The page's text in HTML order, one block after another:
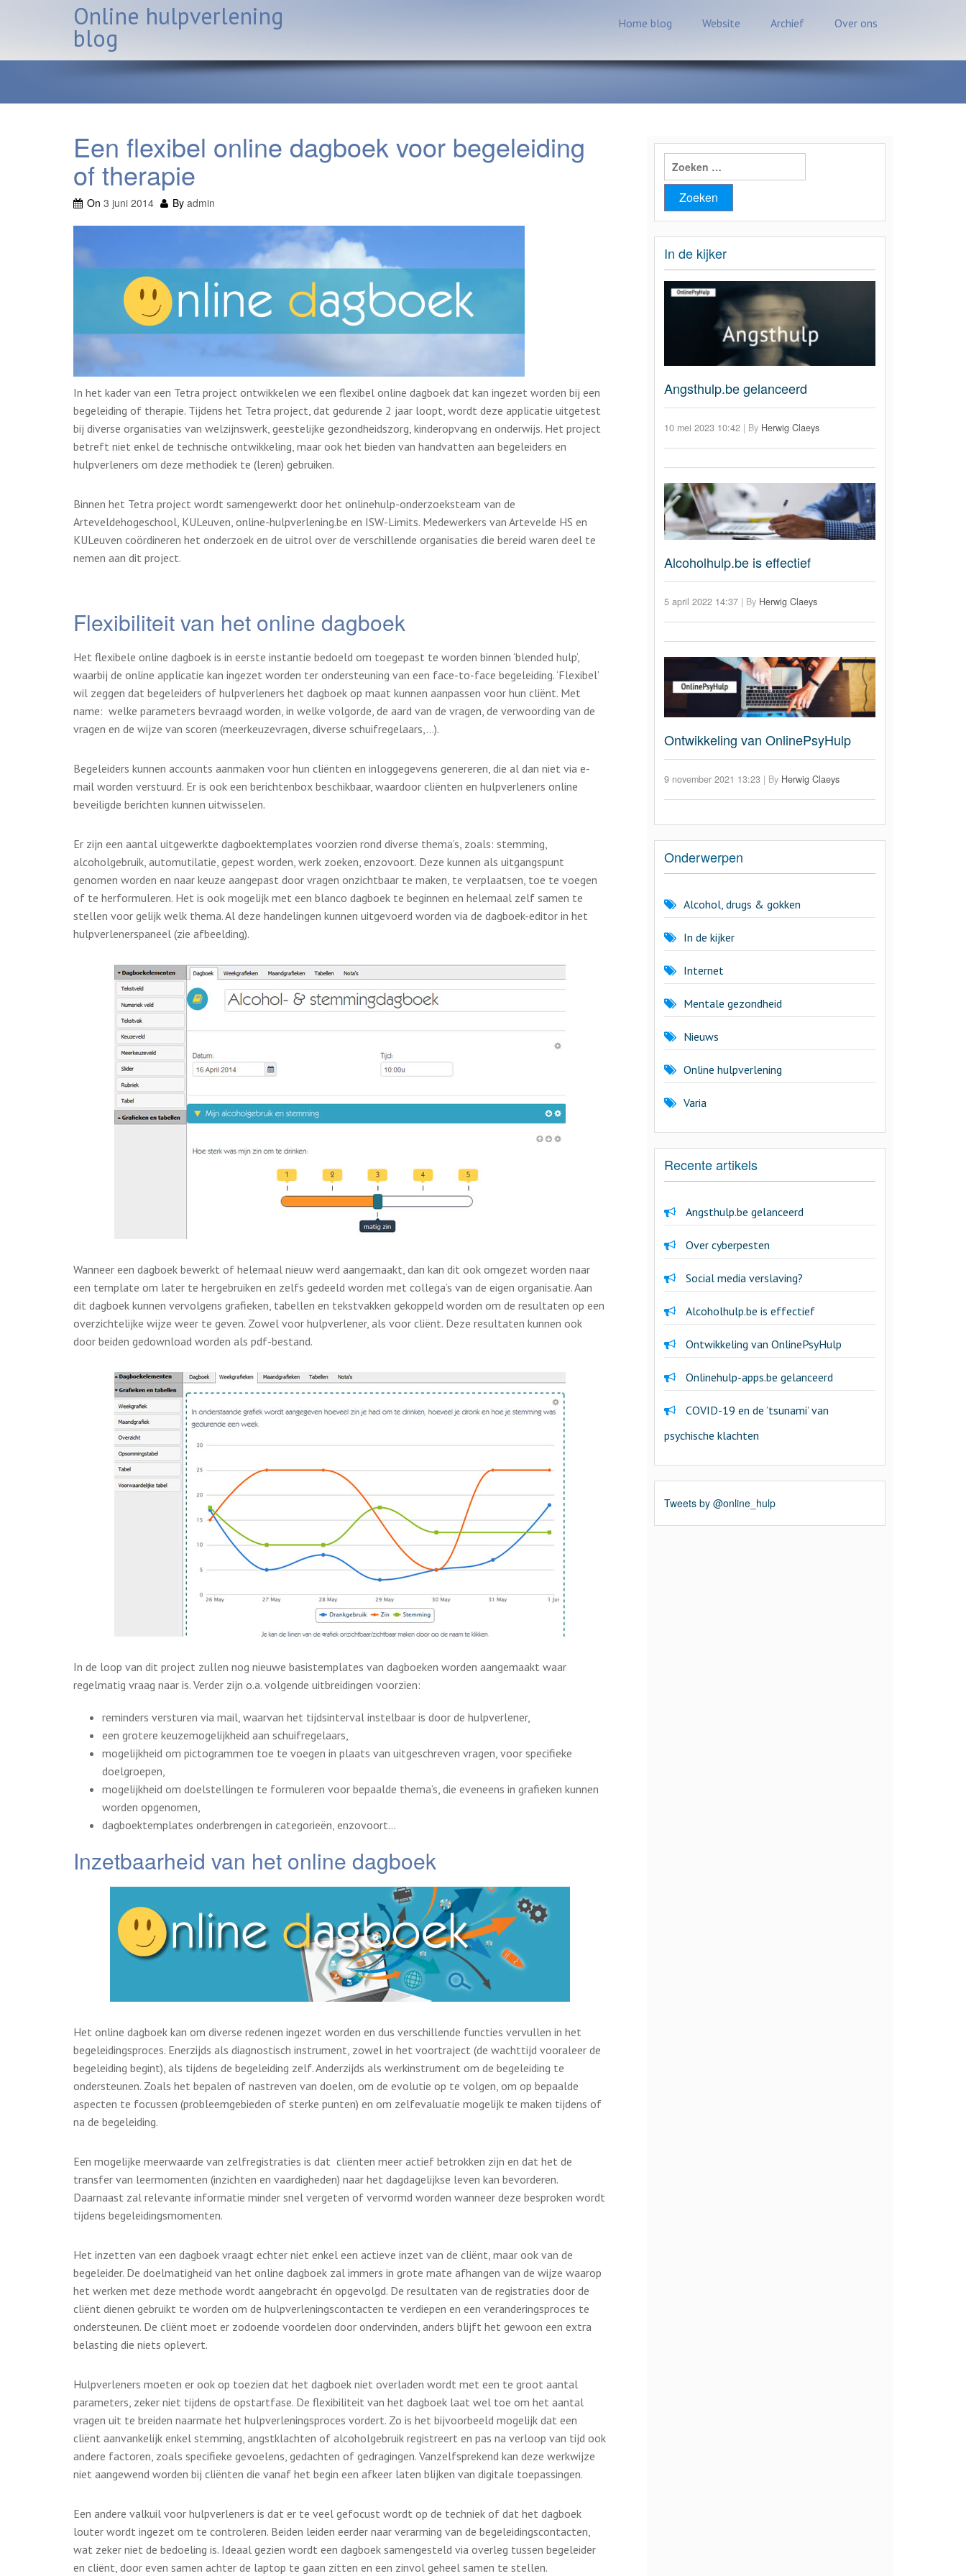
Online hulpverlening
blog Home blog Website Archief Over ons
Een flexibel online dagboek voor begeleiding
of therapie
On 3 juni 2014 By admin
In het kader van een Tetra project ontwikkelen we een flexibel online dagboek dat kan ingezet worden bij een
begeleiding of therapie. Tijdens het Tetra project, dat gedurende 2 jaar loopt, wordt deze applicatie uitgetest
bij diverse organisaties van welzijnswerk, geestelijke gezondheidszorg, kinderopvang en onderwijs. Het project
betreft niet enkel de technische ontwikkeling, maar ook het bieden van handvatten aan begeleiders en
hulpverleners om deze methodiek te (leren) gebruiken.
Binnen het Tetra project wordt samengewerkt door het onlinehulp-onderzoeksteam van de
Arteveldehogeschool, KULeuven, online-hulpverlening.be en ISW-Limits. Medewerkers van Artevelde HS en
KULeuven coördineren het onderzoek en de uitrol over de verschillende organisaties die bereid waren deel te
nemen aan dit project.
Flexibiliteit van het online dagboek
Het flexibele online dagboek is in eerste instantie bedoeld om toegepast te worden binnen ‘blended hulp’,
waarbij de online applicatie kan ingezet worden ter ondersteuning van een face-to-face begeleiding. ‘Flexibel’
wil zeggen dat begeleiders of hulpverleners het dagboek op maat kunnen aanpassen voor hun cliënt. Met
name: welke parameters bevraagd worden, in welke volgorde, de aard van de vragen, de verwoording van de
vragen en de wijze van scoren (meerkeuzevragen, diverse schuifregelaars,…).
Begeleiders kunnen accounts aanmaken voor hun cliënten en inloggegevens genereren, die al dan niet via e-
mail worden verstuurd. Er is ook een berichtenbox beschikbaar, waardoor cliënten en hulpverleners online
beveiligde berichten kunnen uitwisselen.
Er zijn een aantal uitgewerkte dagboektemplates voorzien rond diverse thema’s, zoals: stemming,
alcoholgebruik, automutilatie, gepest worden, werk zoeken, enzovoort. Deze kunnen als uitgangspunt
genomen worden en naar keuze aangepast door vragen onzichtbaar te maken, te verplaatsen, toe te voegen
of te herformuleren. Het is ook mogelijk met een blanco dagboek te beginnen en helemaal zelf samen te
stellen voor gelijk welk thema. Al deze handelingen kunnen uitgevoerd worden via de dagboek-editor in het
hulpverlenerspaneel (zie afbeelding).
Wanneer een dagboek bewerkt of helemaal nieuw werd aangemaakt, dan kan dit ook omgezet worden naar
een template om later te hergebruiken en zelfs gedeeld worden met collega’s van de eigen organisatie. Aan
dit dagboek kunnen vervolgens grafieken, tabellen en tekstvakken gekoppeld worden om de resultaten op een
overzichtelijke wijze weer te geven. Zowel voor hulpverlener, als voor cliënt. Deze resultaten kunnen ook
door beiden gedownload worden als pdf-bestand.
In de loop van dit project zullen nog nieuwe basistemplates van dagboeken worden aangemaakt waar
regelmatig vraag naar is. Verder zijn o.a. volgende uitbreidingen voorzien:
reminders versturen via mail, waarvan het tijdsinterval instelbaar is door de hulpverlener,
een grotere keuzemogelijkheid aan schuifregelaars,
mogelijkheid om pictogrammen toe te voegen in plaats van uitgeschreven vragen, voor specifieke
doelgroepen,
mogelijkheid om doelstellingen te formuleren voor bepaalde thema’s, die eveneens in grafieken kunnen
worden opgenomen,
dagboektemplates onderbrengen in categorieën, enzovoort…
Inzetbaarheid van het online dagboek
Het online dagboek kan om diverse redenen ingezet worden en dus verschillende functies vervullen in het
begeleidingsproces. Enerzijds als diagnostisch instrument, zowel in het voortraject (de wachttijd vooraleer de
begeleiding begint), als tijdens de begeleiding zelf. Anderzijds als werkinstrument om de begeleiding te
ondersteunen. Zoals het bepalen of nastreven van doelen, om de evolutie op te volgen, om op bepaalde
aspecten te focussen (probleemgebieden of sterke punten) en om zelfevaluatie mogelijk te maken tijdens of
na de begeleiding.
Een mogelijke meerwaarde van zelfregistraties is dat cliënten meer actief betrokken zijn en dat het de
transfer van leermomenten (inzichten en vaardigheden) naar het dagdagelijkse leven kan bevorderen.
Daarnaast zal relevante informatie minder snel vergeten of vervormd worden wanneer deze besproken wordt
tijdens begeleidingsmomenten.
Het inzetten van een dagboek vraagt echter niet enkel een actieve inzet van de cliënt, maar ook van de
begeleider. De doelmatigheid van het online dagboek zal immers in grote mate afhangen van de wijze waarop
het werken met deze methode wordt aangebracht én opgevolgd. De resultaten van de registraties door de
cliënt dienen gebruikt te worden om de hulpverleningscontacten te verdiepen en een veranderingsproces te
ondersteunen. De cliënt moet er zodoende voordelen door ondervinden, anders blijft het gewoon een extra
belasting die niets oplevert.
Hulpverleners moeten er ook op toezien dat het dagboek niet overladen wordt met een te groot aantal
parameters, zeker niet tijdens de opstartfase. De flexibiliteit van het dagboek laat wel toe om het aantal
vragen uit te breiden naarmate het hulpverleningsproces vordert. Zo is het bijvoorbeeld mogelijk dat een
cliënt aanvankelijk enkel stemming, angstklachten of alcoholgebruik registreert en pas na verloop van tijd ook
andere factoren, zoals specifieke gevoelens, gedachten of gedragingen. Vanzelfsprekend kan deze werkwijze
niet aangewend worden bij cliënten die vanaf het begin een afkeer laten blijken van digitale toepassingen.
Een andere valkuil voor hulpverleners is dat er te veel gefocust wordt op de techniek of dat het dagboek
louter wordt ingezet om te controleren. Beiden leiden eerder naar verarming van de begeleidingscontacten,
wat zeker niet de bedoeling is. Ideaal gezien wordt een dagboek samengesteld via overleg tussen begeleider
en cliënt, door even samen achter de laptop te gaan zitten en een zinvol geheel samen te stellen.
Zoeken
naar:
In de kijker
Angsthulp.be gelanceerd
10 mei 2023 10:42 | By Herwig Claeys
Alcoholhulp.be is effectief
5 april 2022 14:37 | By Herwig Claeys
Ontwikkeling van OnlinePsyHulp
9 november 2021 13:23 | By Herwig Claeys
Onderwerpen
Alcohol, drugs & gokken
In de kijker
Internet
Mentale gezondheid
Nieuws
Online hulpverlening
Varia
Recente artikels
Angsthulp.be gelanceerd
Over cyberpesten
Social media verslaving?
Alcoholhulp.be is effectief
Ontwikkeling van OnlinePsyHulp
Onlinehulp-apps.be gelanceerd
COVID-19 en de ’tsunami’ van
psychische klachten
Tweets by @online_hulp